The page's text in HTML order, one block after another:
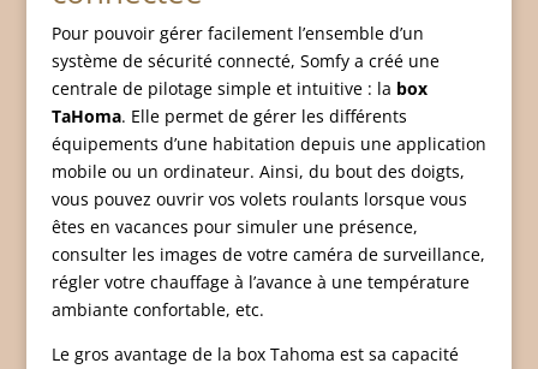
Pour pouvoir gérer facilement l’ensemble d’un
système de sécurité connecté, Somfy a créé une
centrale de pilotage simple et intuitive : la box
TaHoma. Elle permet de gérer les différents
équipements d’une habitation depuis une application
mobile ou un ordinateur. Ainsi, du bout des doigts,
vous pouvez ouvrir vos volets roulants lorsque vous
êtes en vacances pour simuler une présence,
consulter les images de votre caméra de surveillance,
régler votre chauffage à l’avance à une température
ambiante confortable, etc.
Le gros avantage de la box Tahoma est sa capacité